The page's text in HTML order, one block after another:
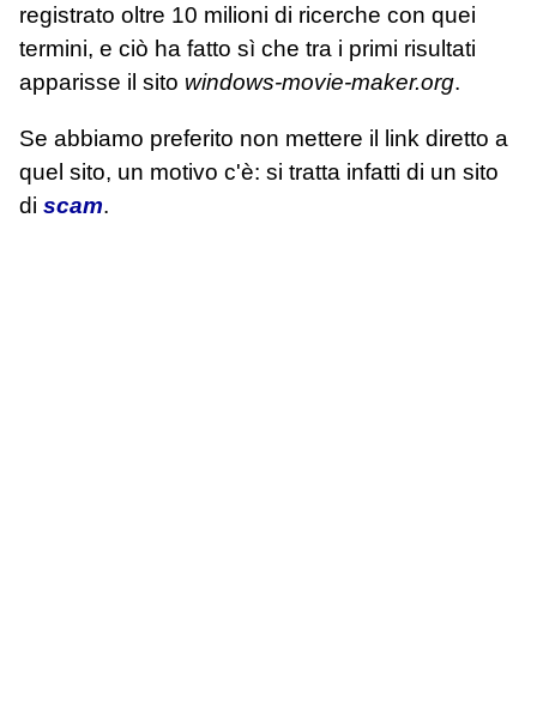
registrato oltre 10 milioni di ricerche con quei
termini, e ciò ha fatto sì che tra i primi risultati
apparisse il sito windows-movie-maker.org.
Se abbiamo preferito non mettere il link diretto a
quel sito, un motivo c'è: si tratta infatti di un sito
di scam.